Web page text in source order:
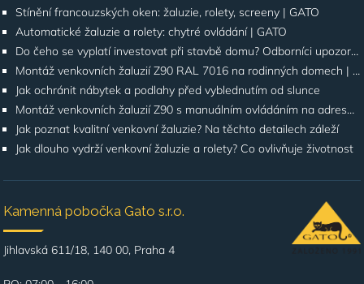
Stínění francouzských oken: žaluzie, rolety, screeny | GATO
Automatické žaluzie a rolety: chytré ovládání | GATO
Do čeho se vyplatí investovat při stavbě domu? Odborníci upozorňují na stínění oken
Montáž venkovních žaluzií Z90 RAL 7016 na rodinných domech | Případová studie
Jak ochránit nábytek a podlahy před vyblednutím od slunce
Montáž venkovních žaluzií Z90 s manuálním ovládáním na adrese Štúrova, Praha 4
Jak poznat kvalitní venkovní žaluzie? Na těchto detailech záleží
Jak dlouho vydrží venkovní žaluzie a rolety? Co ovlivňuje životnost
Kamenná pobočka Gato s.r.o.
Jihlavská 611/18, 140 00, Praha 4